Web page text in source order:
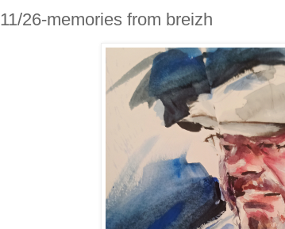
11/26-memories from breizh